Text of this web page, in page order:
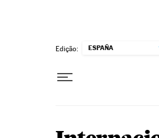
Edição: ESPAÑA